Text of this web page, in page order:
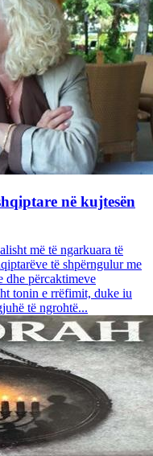
në kujtesën
më të ngarkuara të
të shpërngulur me
dhe përcaktimeve
tonin e rrëfimit, duke iu
të ngrohtë...